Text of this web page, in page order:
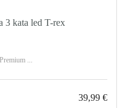
3 kata led T-rex
...
39,99 €